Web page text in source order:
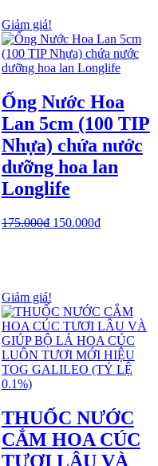
Giảm giá!
Ống Nước Hoa
Lan 5cm (100 TIP
Nhựa) chứa nước
dưỡng hoa lan
Longlife
175.000₫ 150.000₫
Giảm giá!
THUỐC NƯỚC
CẮM HOA CÚC
TƯƠI LÂU VÀ